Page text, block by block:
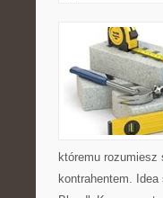
któremu rozumiesz
kontrahentem.